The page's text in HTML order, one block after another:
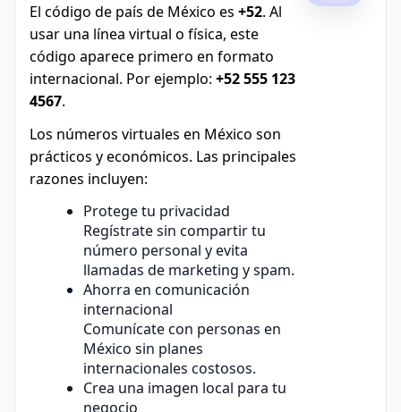
El código de país de México es +52. Al
usar una línea virtual o física, este
código aparece primero en formato
internacional. Por ejemplo: +52 555 123
4567.
Los números virtuales en México son
prácticos y económicos. Las principales
razones incluyen:
Protege tu privacidad
Regístrate sin compartir tu
número personal y evita
llamadas de marketing y spam.
Ahorra en comunicación
internacional
Comunícate con personas en
México sin planes
internacionales costosos.
Crea una imagen local para tu
negocio